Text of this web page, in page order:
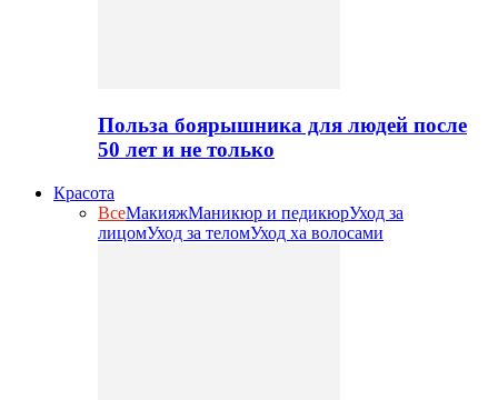
Польза боярышника для людей после
50 лет и не только
Красота
ВсеМакияжМаникюр и педикюрУход за
лицомУход за теломУход ха волосами